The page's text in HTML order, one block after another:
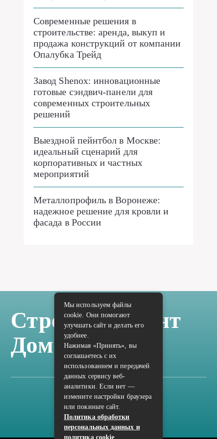
Современные решения в
строительстве: аренда, выкуп и
продажа конструкций от компании
Опалубка Трейд
Завод Shenox: инновационные
готовые сэндвич-панели для
современных строительных
решений
Выездной пейнтбол в Москве:
идеальный сценарий для
корпоративных и частных
мероприятий
Металлопрофиль в Воронеже:
надежное решение для кровли и
фасада в России
Стройка Ремонт
Дом Отделка
Карта сайта
Политика конфиденциальности
Мы используем файлы
cookie. Они помогают
улучшать сайт и делать его
удобнее.
Нажимая «Принять», вы
соглашаетесь с их
использованием и передачей
данных сервису веб-
аналитики. Если нет —
измените настройки браузера
или покиньте сайт.
Политика обработки
персональных данных и
политика cookie